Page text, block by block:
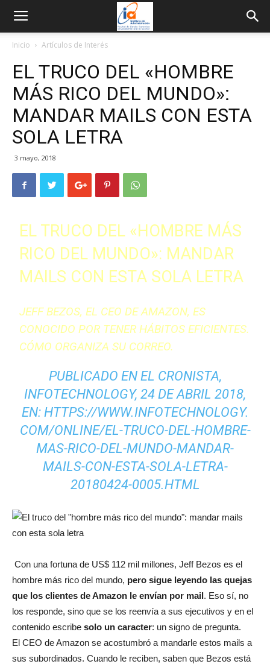
Inicio Artículos de Interés
EL TRUCO DEL «HOMBRE
MÁS RICO DEL MUNDO»:
MANDAR MAILS CON ESTA
SOLA LETRA
3 mayo, 2018
EL TRUCO DEL «HOMBRE MÁS
RICO DEL MUNDO»: MANDAR
MAILS CON ESTA SOLA LETRA
JEFF BEZOS, EL CEO DE AMAZON, ES
CONOCIDO POR TENER HÁBITOS EFICIENTES.
CÓMO ORGANIZA SU CORREO.
PUBLICADO EN EL CRONISTA,
INFOTECHNOLOGY, 24 DE ABRIL 2018,
EN: HTTPS://WWW.INFOTECHNOLOGY.
COM/ONLINE/EL-TRUCO-DEL-HOMBRE-
MAS-RICO-DEL-MUNDO-MANDAR-
MAILS-CON-ESTA-SOLA-LETRA-
20180424-0005.HTML
Con una fortuna de US$ 112 mil millones, Jeff Bezos es el
hombre más rico del mundo, pero sigue leyendo las quejas
que los clientes de Amazon le envían por mail. Eso sí, no
los responde, sino que se los reenvía a sus ejecutivos y en el
contenido escribe solo un caracter: un signo de pregunta.
El CEO de Amazon se acostumbró a mandarle estos mails a
sus subordinados. Cuando le reciben, saben que Bezos está